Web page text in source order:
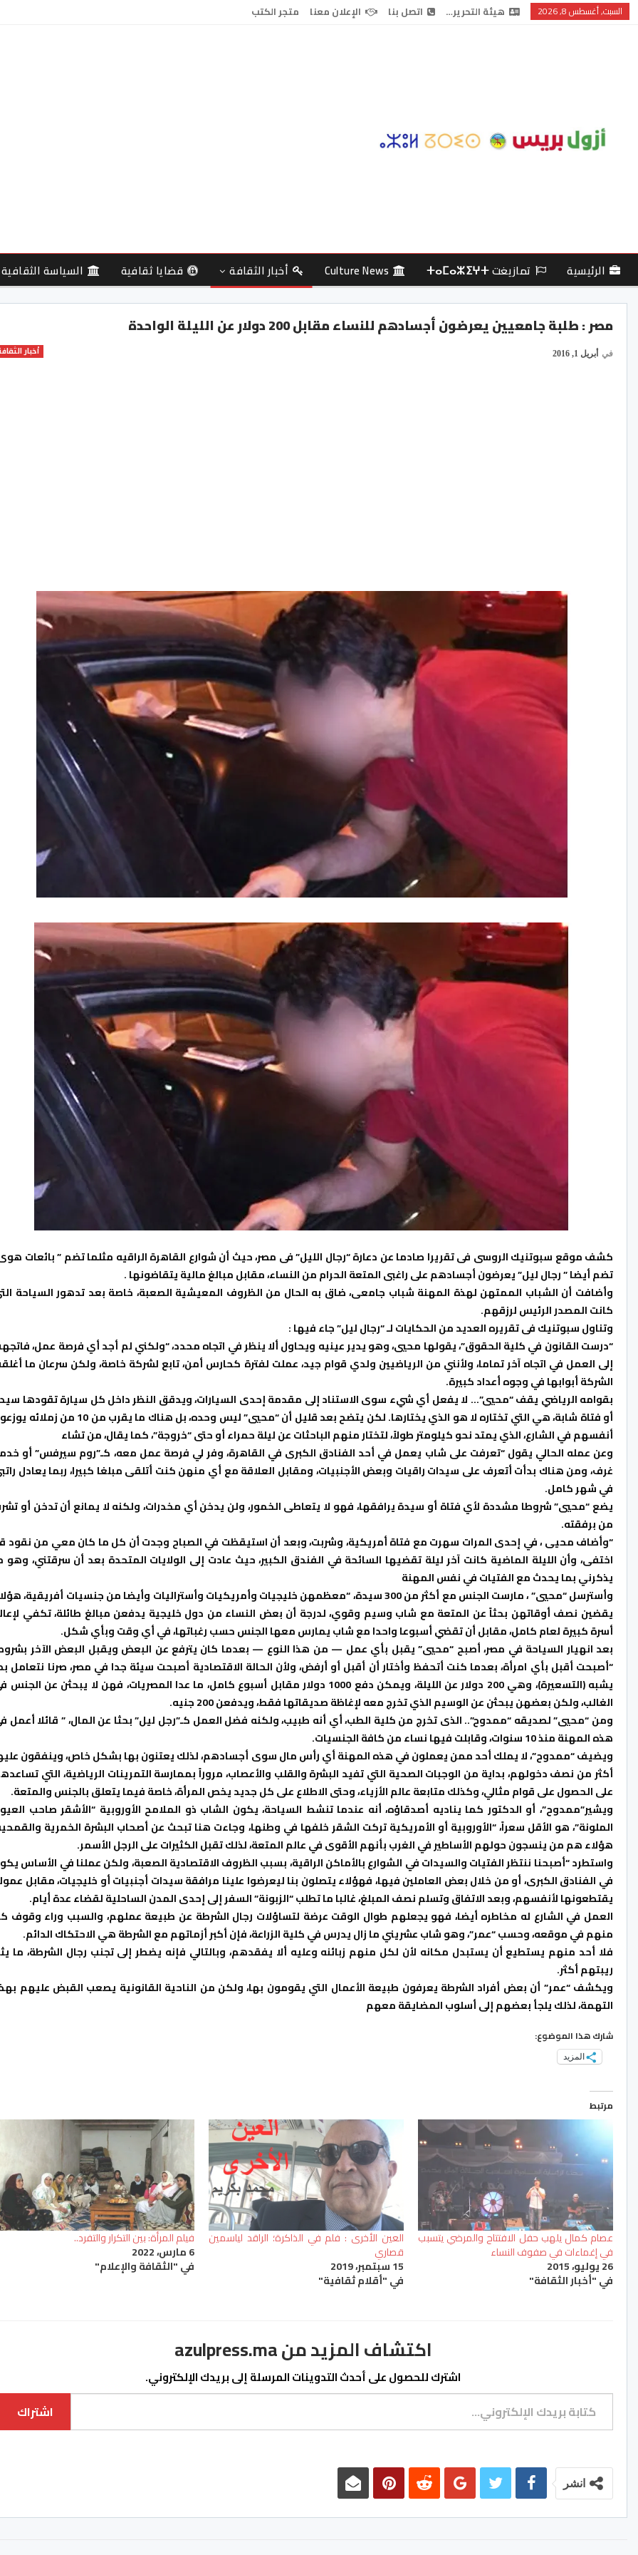
السبت, أغسطس 8, 2026 هيئة التحرير… اتصل بنا الإعلان معنا متجر الكتب
الرئيسية تمازيغت ⵜⴰⵎⴰⵣⵉⵖⵜ Culture News أخبار الثقافة قضايا ثقافية السياسة الثقافية
مصر : طلبة جامعيين يعرضون أجسادهم للنساء مقابل 200 دولار عن الليلة الواحدة
أخبار في أبريل 1, 2016
كشف موقع سبوتنيك الروسى فى تقريرا صادما عن دعارة “رجال الليل” فى مصر، حيث أن شوارع القاهرة الراقيه مثلما تضم ” بائعات
تضم أيضا ” رجال ليل” يعرضون أجسادهم على راغبى المتعة الحرام من النساء، مقابل مبالغ مالية يتقاضونها .
وأضافت أن الشباب الممتهن لهذة المهنة شباب جامعى، ضاق به الحال من الظروف المعيشية الصعبة، خاصة بعد تدهور السياحة
كانت المصدر الرئيس لرزقهم.
وتناول سبوتنيك فى تقريره العديد من الحكايات لـ “رجال ليل” جاء فيها :
“درست القانون في كلية الحقوق”، يقولها محيي، وهو يدير عينيه ويحاول ألا ينظر في اتجاه محدد، “ولكني لم أجد أي فرصة عمل،
إلى العمل في اتجاه آخر تماما، ولأنني من الرياضيين ولدي قوام جيد، عملت لفترة كحارس أمن، تابع لشركة خاصة، ولكن سرعان ما
الشركة أبوابها في وجوه أعداد كبيرة.
بقوامه الرياضي يقف “محيي”… لا يفعل أي شيء سوى الاستناد إلى مقدمة إحدى السيارات، ويدقق النظر داخل كل سيارة تقودها
أو فتاة شابة، هي التي تختاره لا هو الذي يختارها. لكن يتضح بعد قليل أن “محيي” ليس وحده، بل هناك ما يقرب من 10
أنفسهم في الشارع، الذي يمتد نحو كيلومتر طولاً، لتختار منهم الباحثات عن ليلة حمراء أو حتى “خروجة”، كما يقال، من تشاء
وعن عمله الحالي يقول “تعرفت على شاب يعمل في أحد الفنادق الكبرى في القاهرة، وفر لي فرصة عمل معه، كـ”روم سيرفس” أو
غرف، ومن هناك بدأت أتعرف على سيدات راقيات وبعض الأجنبيات، ومقابل العلاقة مع أي منهن كنت أتلقى مبلغا كبيرا، ربما يعادل
في شهر كامل.
يضع “محيي” شروطا مشددة لأي فتاة أو سيدة يرافقها، فهو لا يتعاطى الخمور، ولن يدخن أي مخدرات، ولكنه لا يمانع أن تدخن أو
من برفقته.
“وأضاف محيى ، في إحدى المرات سهرت مع فتاة أمريكية، وشربت، وبعد أن استيقظت في الصباح وجدت أن كل ما كان معي من نقود
اختفى، وأن الليلة الماضية كانت آخر ليلة تقضيها السائحة في الفندق الكبير، حيث عادت إلى الولايات المتحدة بعد أن سرقتني، وهو
يذكرني بما يحدث مع الفتيات في نفس المهنة
وأسترسل “محيي” ، مارست الجنس مع أكثر من 300 سيدة، “معظمهن خليجيات وأمريكيات وأستراليات وأيضا من جنسيات أفريقية،
يقضين نصف أوقاتهن بحثاً عن المتعة مع شاب وسيم وقوي، لدرجة أن بعض النساء من دول خليجية يدفعن مبالغ طائلة، تكفي
أسرة كبيرة لعام كامل، مقابل أن تقضي أسبوعا واحدا مع شاب يمارس معها الجنس حسب رغباتها، في أي وقت وبأي شكل.
بعد انهيار السياحة في مصر، أصبح “محيي” يقبل بأي عمل — من هذا النوع — بعدما كان يترفع عن البعض ويقبل البعض الآخر
“أصبحت أقبل بأي امرأة، بعدما كنت أتحفظ وأختار أن أقبل أو أرفض، ولأن الحالة الاقتصادية أصبحت سيئة جدا في مصر، صرنا نتعامل
يشبه (التسعيرة)، وهي 200 دولار عن الليلة، ويمكن دفع 1000 دولار مقابل أسبوع كامل، ما عدا المصريات، فهن لا يبحثن عن
الغالب، ولكن بعضهن يبحثن عن الوسيم الذي تخرج معه لإغاظة صديقاتها فقط، ويدفعن 200 جنيه.
ومن “محيي” لصديقه “ممدوح”.. الذى تخرج من كلية الطب، أي أنه طبيب، ولكنه فضل العمل كـ”رجل ليل” بحثا عن المال، ” قائلا أعمل
هذه المهنة منذ 10 سنوات، وقابلت فيها نساء من كافة الجنسيات.
ويضيف “ممدوح”، لا يملك أحد ممن يعملون في هذه المهنة أي رأس مال سوى أجسادهم، لذلك يعتنون بها بشكل خاص، وينفقون
أكثر من نصف دخولهم، بداية من الوجبات الصحية التي تفيد البشرة والقلب والأعصاب، مروراً بممارسة التمرينات الرياضية، التي
على الحصول على قوام مثالي، وكذلك متابعة عالم الأزياء، وحتى الاطلاع على كل جديد يخص المرأة، خاصة فيما يتعلق بالجنس والمتعة.
ويشير”ممدوح”، أو الدكتور كما يناديه أصدقاؤه، أنه عندما تنشط السياحة، يكون الشاب ذو الملامح الأوروبية “الأشقر صاحب
الملونة”، هو الأقل سعراً، “الأوروبية أو الأمريكية تركت الشقر خلفها في وطنها، وجاءت هنا تبحث عن أصحاب البشرة الخمرية
هؤلاء هم من ينسجون حولهم الأساطير في الغرب بأنهم الأقوى في عالم المتعة، لذلك تقبل الكثيرات على الرجل الأسمر.
واستطرد “أصبحنا ننتظر الفتيات والسيدات في الشوارع بالأماكن الراقية، بسبب الظروف الاقتصادية الصعبة، ولكن عملنا في الأساس
في الفنادق الكبرى، أو من خلال بعض العاملين فيها، فهؤلاء يتصلون بنا ليعرضوا علينا مرافقة سيدات أجنبيات أو خليجيات، مقابل
يقتطعونها لأنفسهم، وبعد الاتفاق وتسلم نصف المبلغ، غالبا ما تطلب “الزبونة” السفر إلى إحدى المدن الساحلية لقضاء عدة أيام.
العمل في الشارع له مخاطره أيضا، فهو يجعلهم طوال الوقت عرضة لتساؤلات رجال الشرطة عن طبيعة عملهم، والسبب وراء وقوف
منهم في موقعه، وحسب “عمر”، وهو شاب عشريني ما زال يدرس في كلية الزراعة، فإن أكبر أزماتهم مع الشرطة هي الاحتكاك الدائم.
فلا أحد منهم يستطيع أن يستبدل مكانه لأن لكل منهم زبائنه وعليه ألا يفقدهم، وبالتالي فإنه يضطر إلى تجنب رجال الشرطة، ما
ريبتهم أكثر.
ويكشف “عمر” أن بعض أفراد الشرطة يعرفون طبيعة الأعمال التي يقومون بها، ولكن من الناحية القانونية يصعب القبض عليهم
التهمة، لذلك يلجأ بعضهم إلى أسلوب المضايقة معهم
شارك هذا الموضوع:
المزيد
مرتبط
عصام كمال يلهب حفل الافتتاح والمرضي يتسبب
في إغماءات في صفوف النساء
26 يوليو، 2015
في "أخبار الثقافة"
العين الأخرى : فلم في الذاكرة؛ الراقد لياسمين
قصاري
15 سبتمبر، 2019
في "أقلام ثقافية"
فيلم المرأة: بين التكرار والتفرد..
6 مارس، 2022
في "الثقافة والإعلام"
اكتشاف المزيد من azulpress.ma
اشترك للحصول على أحدث التدوينات المرسلة إلى بريدك الإلكتروني.
كتابة بريدك الإلكتروني...
اشتراك
انشر